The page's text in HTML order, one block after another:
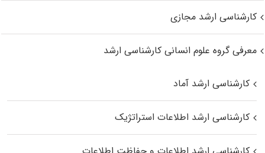
کارشناسی ارشد مجازی
معرفی گروه علوم انسانی کارشناسی ارشد
کارشناسی ارشد آماد
کارشناسی ارشد اطلاعات استراتژیک